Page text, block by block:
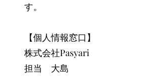
す。
【個人情報窓口】
​株式会社Pasyari
​担当 大島